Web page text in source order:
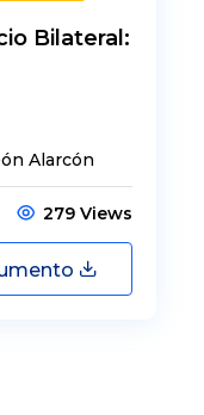
Bilateral:
Alarcón
279 Views